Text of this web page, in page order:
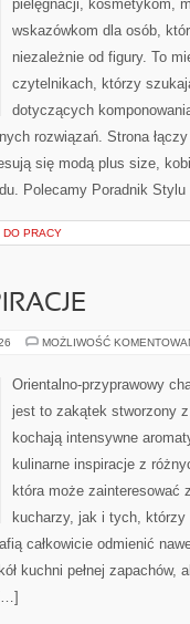
pielęgnacji, kosmetykom,
wskazówkom dla osób,
niezależnie od figury. To
czytelnikach, którzy
dotyczących
rozwiązań. Strona
się modą plus size,
Polecamy Poradnik
PRACY
MOŻLIWOŚĆ
Orientalno-przyprawowy
jest to zakątek stworzony
kochają intensywne
kulinarne inspiracje z
która może zainteresować
kucharzy, jak i tych, którzy
całkowicie odmienić
kuchni pełnej zapachów,